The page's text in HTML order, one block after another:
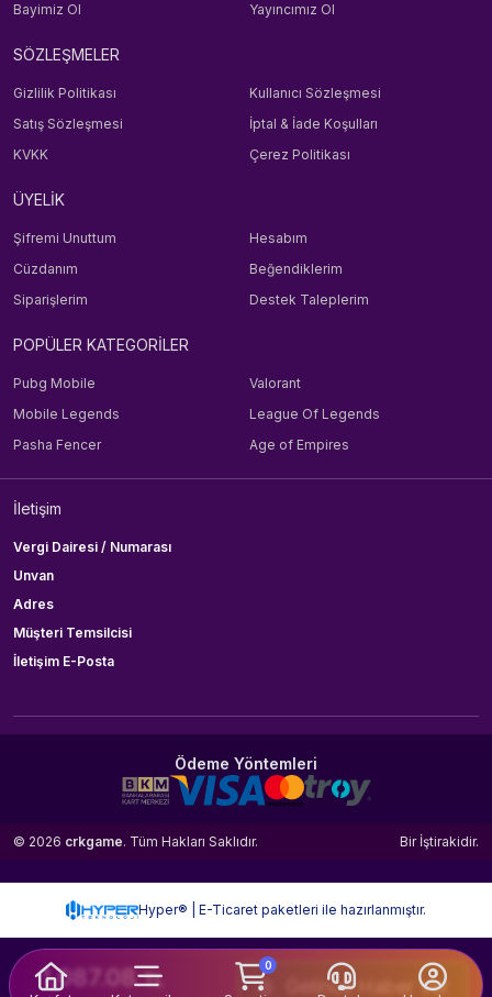
1,087.08TL Gelince Haber Ver
0
Bayimiz Ol
Yayıncımız Ol
SÖZLEŞMELER
Gizlilik Politikası
Kullanıcı Sözleşmesi
Satış Sözleşmesi
İptal & İade Koşulları
KVKK
Çerez Politikası
ÜYELİK
Şifremi Unuttum
Hesabım
Cüzdanım
Beğendiklerim
Siparişlerim
Destek Taleplerim
POPÜLER KATEGORİLER
Pubg Mobile
Valorant
Mobile Legends
League Of Legends
Pasha Fencer
Age of Empires
İletişim
Vergi Dairesi / Numarası
Unvan
Adres
Müşteri Temsilcisi
İletişim E-Posta
Ödeme Yöntemleri
© 2026 crkgame. Tüm Hakları Saklıdır. Bir İştirakidir.
Hyper® | E-Ticaret paketleri ile hazırlanmıştır.